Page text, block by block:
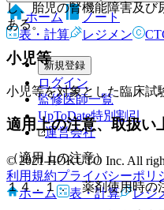
し、胎児の腎機能障害及
ある。
小児等
小児等を対象とした臨床試
適用上の注意、取扱い
（適用上の注意）
１４．１． 薬剤使用時の
ホーム
ノート
表・計算
レジメン
新規登録
ログイン
監修医師一覧
UpToDate特別割引
運営会社
© 2021 HOKUTO Inc. All
利用規約プライバシーポリ
ホーム
表・計算 レジ